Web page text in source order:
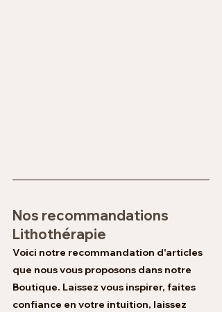
Nos recommandations
Lithothérapie
Voici notre recommandation d'articles
que nous vous proposons dans notre
Boutique. Laissez vous inspirer, faites
confiance en votre intuition, laissez